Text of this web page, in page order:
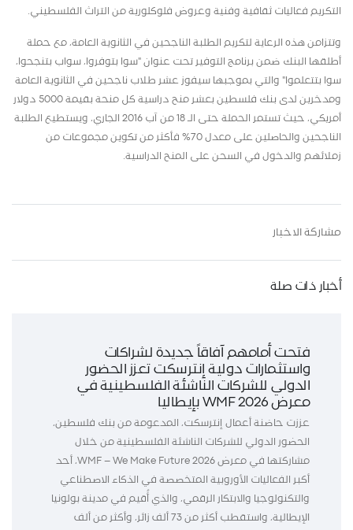
التكريم فعاليات ثقافية وفنية وعروض فلوكلورية من التراث الفلسطيني.
وتتزامن هذه الرعاية لتكريم الطلبة الناجحين في الثانوية العامة، مع حملة
أطلقها البنك ضمن برنامج التوفير تحت عنوان "سوا بتوفروا، سواب بتنجحوا،
سوا بتتعلموا" والتي بموجبها سيفوز عشر طلاب ناجحين في الثانوية العامة
ومدخرين لدى بنك فلسطين بعشر منح دراسية كل منحة بقيمة 5000 دولار
أمريكي، حيث تستمر الحملة حتى الـ 18 من آب 2016 الجاري، ويستطيع الطلبة
الناجحين والحاصلين على معدل 70% فأكثر من تكوين مجموعات من
زملائهم والدخول في السحن على المنح الدراسية.
مشاركة الاخبار
أخبار ذات صلة
فتحت أمامهم آفاقاً جديدة لشراكات
واستثمارات دولية إنترسكت تعزز الحضور
الدولي للشركات الناشئة الفلسطينية في
معرض WMF 2026 بإيطاليا
عززت حاضنة أعمال إنترسكت، المدعومة من بنك فلسطين،
الحضور الدولي للشركات الناشئة الفلسطينية من خلال
مشاركتها في معرض WMF – We Make Future 2026، أحد
أكبر الفعاليات الأوروبية المتخصصة في الذكاء الاصطناعي
والتكنولوجيا والابتكار الرقمي، والذي أُقيم في مدينة بولونيا
الإيطالية، واستقطب أكثر من 73 ألف زائر، وأكثر من ألف